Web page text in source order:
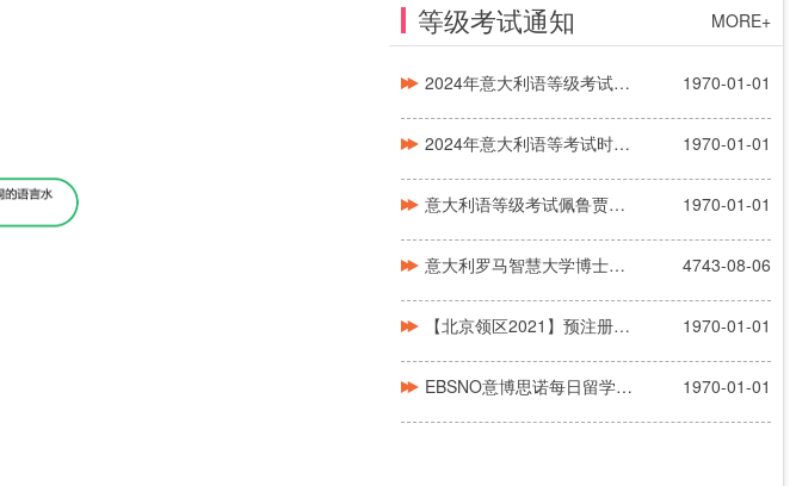
等级考试通知 MORE+
2024年意大利语等级考试时间安排CILS 1970-01-01
2024年意大利语等考试时间安排CELI 1970-01-01
意大利语等级考试佩鲁贾（CELI） 1970-01-01
意大利罗马智慧大学博士申请信息 4743-08-06
【北京领区2021】预注册通知信息更新 1970-01-01
EBSNO意博思诺每日留学日报信息速递！！！ 1970-01-01